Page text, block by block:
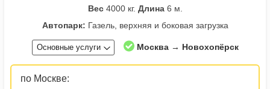
Вес4000 кг. Длина6 м.
Автопарк: Газель, верхняя и боковая загрузка
Основные услуги Москва → Новохопёрск
по Москве: